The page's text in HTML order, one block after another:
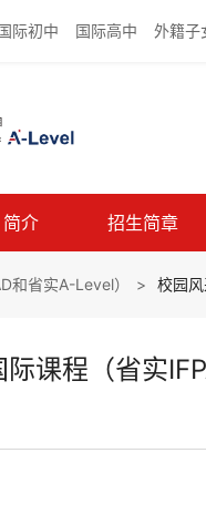
际初中 国际高中 外籍子
简介 招生简章
和省实A-Level） > 校园
课程（省实